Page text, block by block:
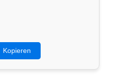
Kopieren